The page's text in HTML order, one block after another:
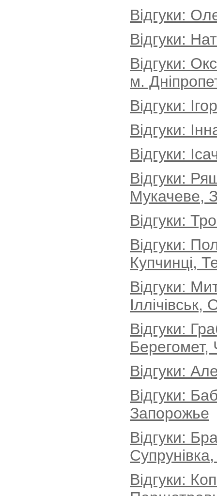
Відгуки:
Відгуки:
Відгуки:
м.
Відгуки:
Відгуки:
Відгуки:
Відгуки:
Мукачеве,
Відгуки:
Відгуки:
Купчинці,
Відгуки:
Відгуки:
Берегомет,
Відгуки:
Відгуки:
Запорожье
Відгуки:
Відгуки: